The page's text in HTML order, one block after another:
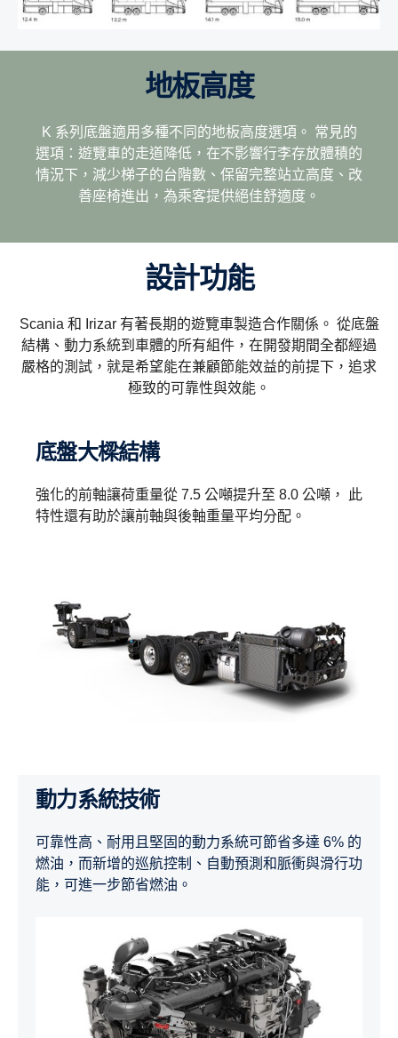
地板高度
K 系列底盤適用多種不同的地板高度選項。 常見的
選項：遊覽車的走道降低，在不影響行李存放體積的
情況下，減少梯子的台階數、保留完整站立高度、改
善座椅進出，為乘客提供絕佳舒適度。
設計功能
Scania 和 Irizar 有著長期的遊覽車製造合作關係。 從底盤
結構、動力系統到車體的所有組件，在開發期間全都經過
嚴格的測試，就是希望能在兼顧節能效益的前提下，追求
極致的可靠性與效能。
底盤大樑結構
強化的前軸讓荷重量從 7.5 公噸提升至 8.0 公噸， 此
特性還有助於讓前軸與後軸重量平均分配。
動力系統技術
可靠性高、耐用且堅固的動力系統可節省多達 6% 的
燃油，而新增的巡航控制、自動預測和脈衝與滑行功
能，可進一步節省燃油。